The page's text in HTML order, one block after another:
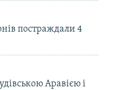
постраждали 4
Аравією і